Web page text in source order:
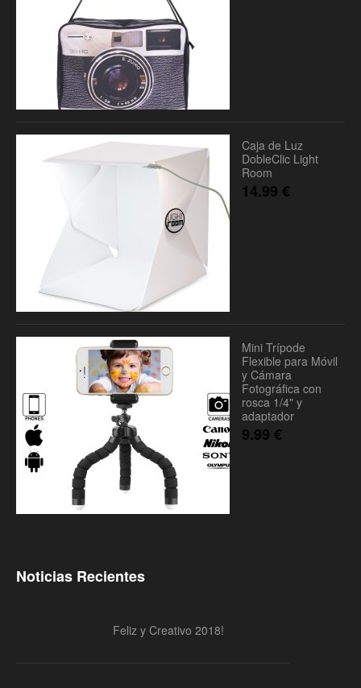
Caja de Luz
DobleClic Light
Room
14.99 €
Mini Trípode
Flexible para Móvil
y Cámara
Fotográfica con
rosca 1/4" y
adaptador
9.99 €
Noticias Recientes
Feliz y Creativo 2018!